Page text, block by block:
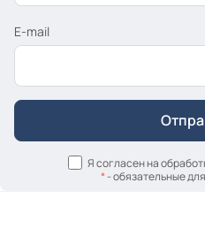
E-mail
Я согласен на
*- обязательные